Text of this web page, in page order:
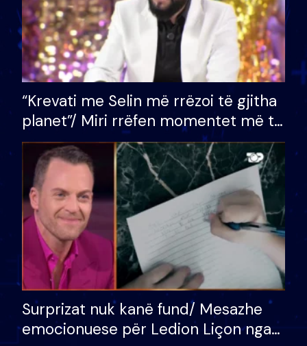
“Krevati me Selin më rrëzoi të gjitha
planet”/ Miri rrëfen momentet më të
bukura në shtëpinë e BB VIP: Do më
mungojë zilja e mëngjesit kur…
Surprizat nuk kanë fund/ Mesazhe
emocionuese për Ledion Liçon nga